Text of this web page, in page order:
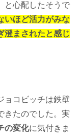
と心配したそうで
いほど活力がみな
澄まされたと感じ
ョコビッチは鉄壁
きたのでした。実
の変化に気付きま